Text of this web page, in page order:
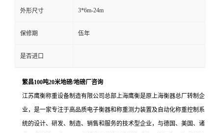
外形尺寸 3*6m-24m
保修期 伍年
是否进口
繁昌100吨20米地磅/地磅厂咨询
江苏鹰衡称重设备制造有限公司总部上海鹰衡是原上海衡器总厂转制企
业，是一家专注于高品质电子衡器和称重测力装置及自动化称重控制系
统的设计、研发、制造、销售和服务的技术型企业，与德国、美国、诸